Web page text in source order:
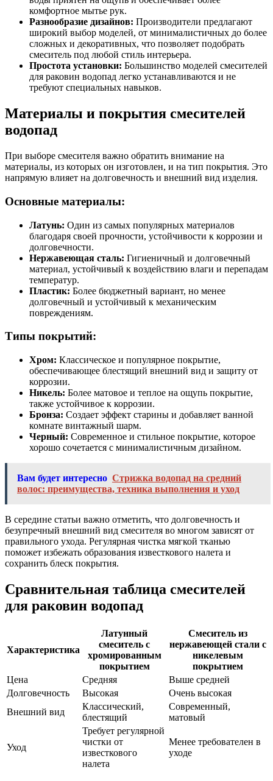
комфортное мытье рук.
Разнообразие дизайнов: Производители предлагают
широкий выбор моделей, от минималистичных до более
сложных и декоративных, что позволяет подобрать
смеситель под любой стиль интерьера.
Простота установки: Большинство моделей смесителей
для раковин водопад легко устанавливаются и не
требуют специальных навыков.
Материалы и покрытия смесителей
водопад
При выборе смесителя важно обратить внимание на
материалы, из которых он изготовлен, и на тип покрытия. Это
напрямую влияет на долговечность и внешний вид изделия.
Основные материалы:
Латунь: Один из самых популярных материалов
благодаря своей прочности, устойчивости к коррозии и
долговечности.
Нержавеющая сталь: Гигиеничный и долговечный
материал, устойчивый к воздействию влаги и перепадам
температур.
Пластик: Более бюджетный вариант, но менее
долговечный и устойчивый к механическим
повреждениям.
Типы покрытий:
Хром: Классическое и популярное покрытие,
обеспечивающее блестящий внешний вид и защиту от
коррозии.
Никель: Более матовое и теплое на ощупь покрытие,
также устойчивое к коррозии.
Бронза: Создает эффект старины и добавляет ванной
комнате винтажный шарм.
Черный: Современное и стильное покрытие, которое
хорошо сочетается с минималистичным дизайном.
Вам будет интересно Стрижка водопад на средний
волос: преимущества, техника выполнения и уход
В середине статьи важно отметить, что долговечность и
безупречный внешний вид смесителя во многом зависят от
правильного ухода. Регулярная чистка мягкой тканью
поможет избежать образования известкового налета и
сохранить блеск покрытия.
Сравнительная таблица смесителей
для раковин водопад
Характеристика
Латунный
смеситель с
хромированным
покрытием
Смеситель из
нержавеющей стали с
никелевым
покрытием
Цена
Средняя
Выше средней
Долговечность
Высокая
Очень высокая
Внешний вид
Классический,
блестящий
Современный,
матовый
Уход
Требует регулярной
чистки от
известкового
налета
Менее требователен в
уходе